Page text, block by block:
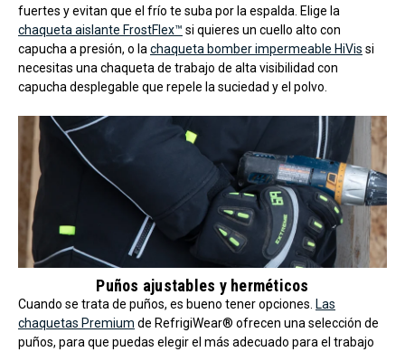
fuertes y evitan que el frío te suba por la espalda. Elige la
chaqueta aislante FrostFlex™ si quieres un cuello alto con
capucha a presión, o la chaqueta bomber impermeable HiVis si
necesitas una chaqueta de trabajo de alta visibilidad con
capucha desplegable que repele la suciedad y el polvo.
Puños ajustables y herméticos
Cuando se trata de puños, es bueno tener opciones. Las
chaquetas Premium de RefrigiWear® ofrecen una selección de
puños, para que puedas elegir el más adecuado para el trabajo